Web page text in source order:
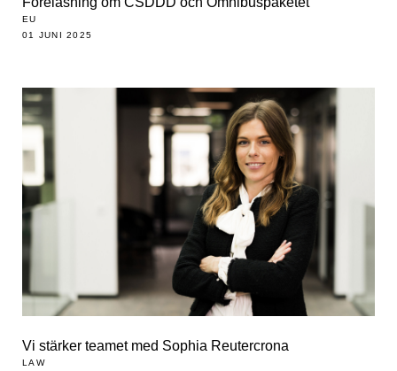
EU
01 JUNI 2025
Vi stärker teamet med Sophia Reutercrona
LAW